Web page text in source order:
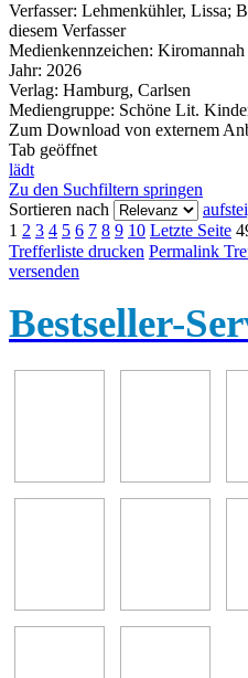
Verfasser: Lehmenkühler, Lissa;
diesem Verfasser
Medienkennzeichen: Kiromannah
Jahr: 2026
Verlag: Hamburg, Carlsen
Mediengruppe: Schöne Lit.
Zum Download von externem
Tab geöffnet
lädt
Zu den Suchfiltern springen
Sortieren nach
1 2 3 4 5 6 7 8 9 10 Letzte Seite
Trefferliste drucken Permalink
versenden
Bestseller-